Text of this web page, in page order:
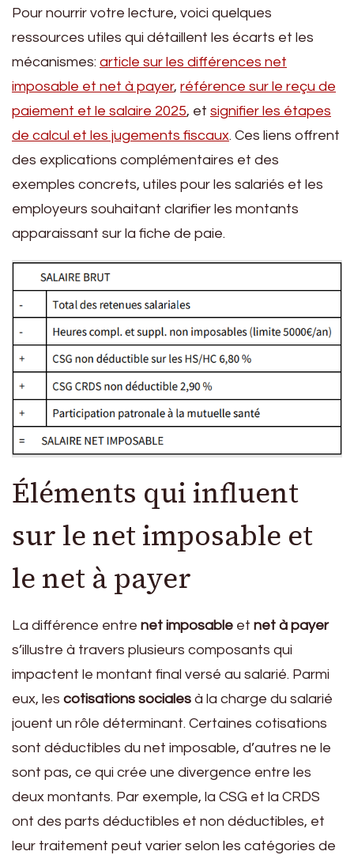
Pour nourrir votre lecture, voici quelques
ressources utiles qui détaillent les écarts et les
mécanismes: article sur les différences net
imposable et net à payer, référence sur le reçu de
paiement et le salaire 2025, et signifier les étapes
de calcul et les jugements fiscaux. Ces liens offrent
des explications complémentaires et des
exemples concrets, utiles pour les salariés et les
employeurs souhaitant clarifier les montants
apparaissant sur la fiche de paie.
Éléments qui influent
sur le net imposable et
le net à payer
La différence entre net imposable et net à payer
s’illustre à travers plusieurs composants qui
impactent le montant final versé au salarié. Parmi
eux, les cotisations sociales à la charge du salarié
jouent un rôle déterminant. Certaines cotisations
sont déductibles du net imposable, d’autres ne le
sont pas, ce qui crée une divergence entre les
deux montants. Par exemple, la CSG et la CRDS
ont des parts déductibles et non déductibles, et
leur traitement peut varier selon les catégories de